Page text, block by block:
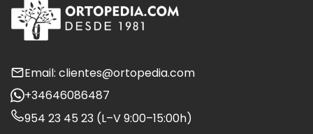
Email: clientes@ortopedia.com
+34646086487
954 23 45 23 (L–V 9:00–15:00h)